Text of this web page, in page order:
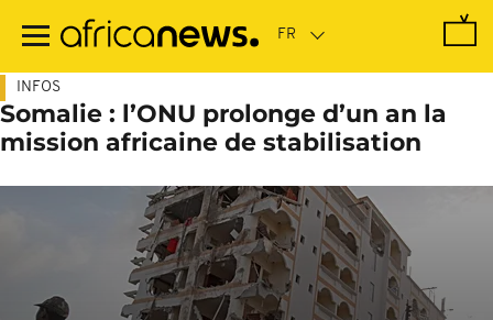
contenu
INFOS
Somalie : l’ONU prolonge d’un an la
mission africaine de stabilisation